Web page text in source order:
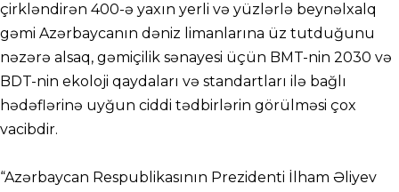
çirkləndirən 400-ə yaxın yerli və yüzlərlə beynəlxalq
gəmi Azərbaycanın dəniz limanlarına üz tutduğunu
nəzərə alsaq, gəmiçilik sənayesi üçün BMT-nin 2030 və
BDT-nin ekoloji qaydaları və standartları ilə bağlı
hədəflərinə uyğun ciddi tədbirlərin görülməsi çox
vacibdir.
“Azərbaycan Respublikasının Prezidenti İlham Əliyev